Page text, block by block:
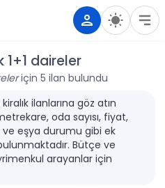
1+1 daireler
için 5 ilan bulundu
ilanlarına göz atın
oda sayısı, fiyat,
eşya durumu gibi ek
Bütçe ve
arayanlar için